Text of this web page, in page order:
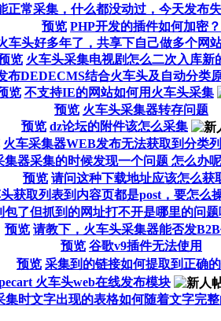
正常采集，什么都没动过，今天发布
预览 PHP开发的插件如何加密？
车头好多年了，共享下自己做多个网
览 火车头采集电视剧怎么二次入库新
布DEDECMS结合火车头及自动分类
览 不支持IE的网站如何用火车头采集
预览 火车头采集器转存问题
预览 dz论坛的附件该怎么采集
火车采集器WEB发布无法获取到分类
集器采集的时候发现一个问题 怎么办呢
预览 请问这种下载地址应该怎么获
获取列表到内容页都是post，要怎么
了但抓到的网址打不开是哪里的问题
预览 请教下，火车头采集器能否发
预览 谷歌v9插件无法使用
预览 采集到的链接如何提取到正确
火车头web在线发布模块
集时文字出现的表格如何随着文字完